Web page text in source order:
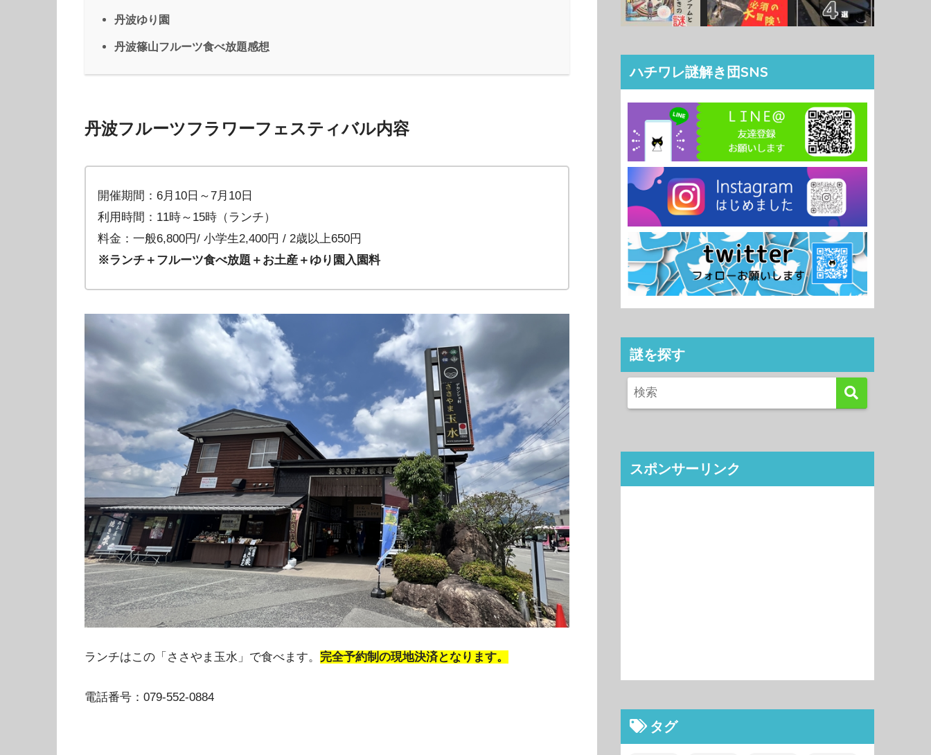
丹波ゆり園
丹波篠山フルーツ食べ放題感想
丹波フルーツフラワーフェスティバル内容
開催期間：6月10日～7月10日
利用時間：11時～15時（ランチ）
料金：一般6,800円/ 小学生2,400円 / 2歳以上650円
※ランチ＋フルーツ食べ放題＋お土産＋ゆり園入園料
ランチはこの「ささやま玉水」で食べます。 完全予約制の現地決済となります。
電話番号：079-552-0884
Instagram でフォロー
ハチワレ謎解き団SNS
謎を探す
スポンサーリンク
タグ